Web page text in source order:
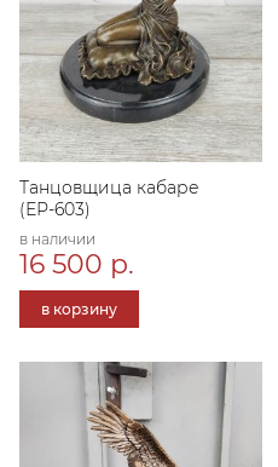
Танцовщица кабаре
(ЕР-603)
в наличии
16 500 р.
в корзину